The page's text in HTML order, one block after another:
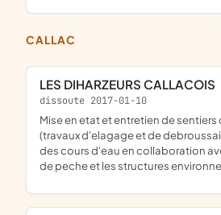
CALLAC
LES DIHARZEURS CALLACOIS
dissoute 2017-01-10
Mise en etat et entretien de sentiers de randonnees
(travaux d'elagage et de
des cours d'eau en collaboration
de peche et les structures